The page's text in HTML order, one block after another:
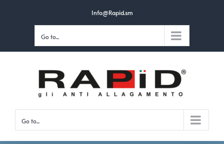
Info@Rapid.sm
Go to...
Go to...